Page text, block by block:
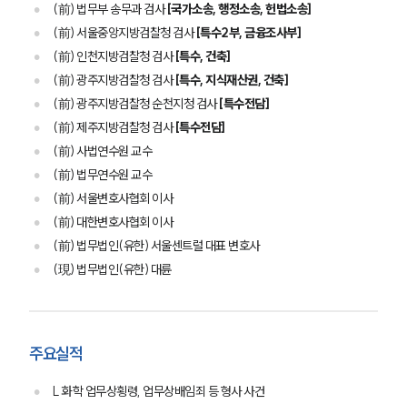
(前) 법무부 송무과 검사[국가소송, 행정소송, 헌법소송]
(前) 서울중앙지방검찰청 검사[특수2부, 금융조사부]
(前) 인천지방검찰청 검사[특수, 건축]
(前) 광주지방검찰청 검사[특수, 지식재산권, 건축]
(前) 광주지방검찰청 순천지청 검사[특수전담]
(前) 제주지방검찰청 검사[특수전담]
(前) 사법연수원 교수
(前) 법무연수원 교수
(前) 서울변호사협회 이사
(前) 대한변호사협회 이사
(前) 법무법인(유한) 서울센트럴 대표 변호사
(現) 법무법인(유한) 대륜
주요실적
L 화학 업무상횡령, 업무상배임죄 등 형사 사건